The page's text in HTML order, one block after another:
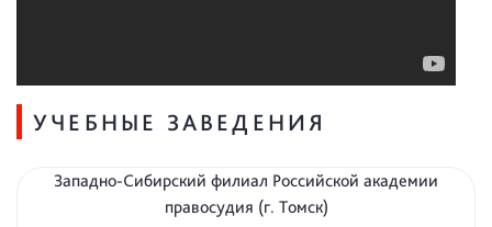
УЧЕБНЫЕ ЗАВЕДЕНИЯ
Западно-Сибирский филиал Российской академии
правосудия (г. Томск)